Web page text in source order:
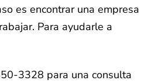
es encontrar una empresa
Para ayudarle a
3328 para una consulta